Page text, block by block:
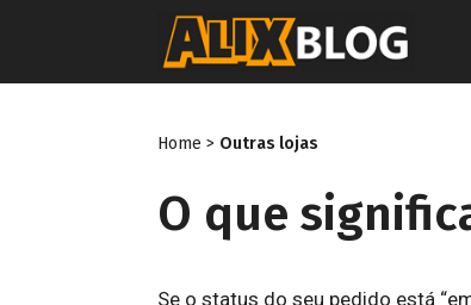
Home > Outras lojas
O que
Se o status do seu pedido está